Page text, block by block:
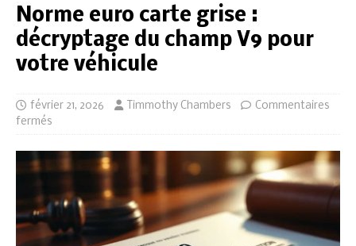
Norme euro carte grise :
décryptage du champ V9 pour
votre véhicule
février 21, 2026 Timmothy Chambers
Commentaires
fermés